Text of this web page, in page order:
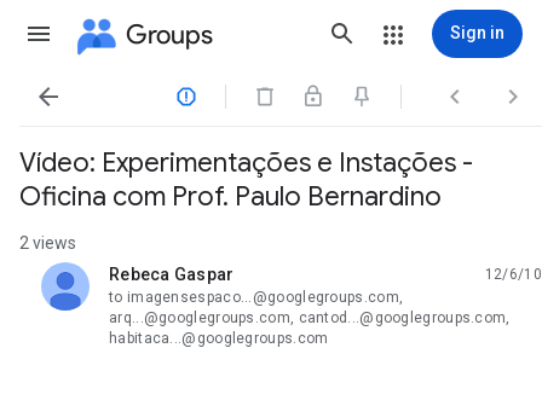
Groups Sign in
   
Vídeo: Experimentações e Instações -
Oficina com Prof. Paulo Bernardino
2 views
Rebeca Gaspar
unread,
12/6/10
to imagensespaco...@googlegroups.com,
arq...@googlegroups.com, cantod...@googlegroups.com,
habitaca...@googlegroups.com